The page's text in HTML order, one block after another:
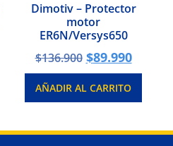
Dimotiv – Protector
motor
ER6N/Versys650
$136.900 $89.990
AÑADIR AL CARRITO